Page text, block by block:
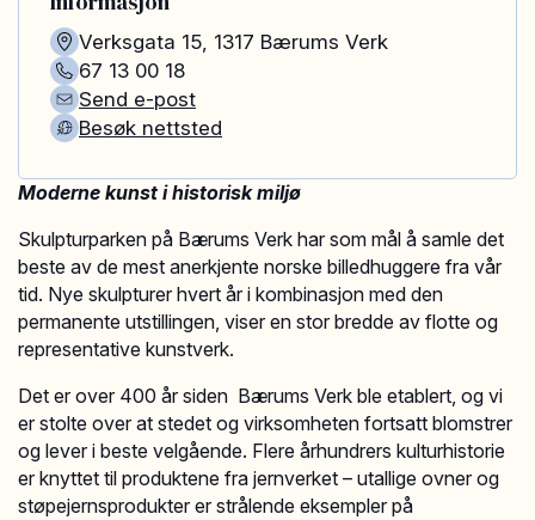
Moderne kunst i historisk miljø
Skulpturparken på Bærums Verk har som mål å samle det
beste av de mest anerkjente norske billedhuggere fra vår
tid. Nye skulpturer hvert år i kombinasjon med den
permanente utstillingen, viser en stor bredde av flotte og
representative kunstverk.
Det er over 400 år siden Bærums Verk ble etablert, og vi
er stolte over at stedet og virksomheten fortsatt blomstrer
og lever i beste velgående. Flere århundrers kulturhistorie
er knyttet til produktene fra jernverket – utallige ovner og
støpejernsprodukter er strålende eksempler på
Verksgata 15, 1317 Bærums Verk
67 13 00 18
Send e-post
Besøk nettsted